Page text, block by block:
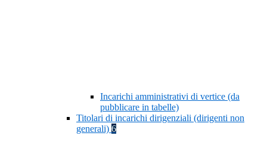
Incarichi amministrativi di vertice (da
pubblicare in tabelle)
Titolari di incarichi dirigenziali (dirigenti non
generali) 6